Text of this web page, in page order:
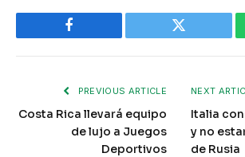
Facebook Twitter
PREVIOUS ARTICLE
Costa Rica llevará equipo
de lujo a Juegos
Deportivos
NEXT
Italia
y no
de Rusia